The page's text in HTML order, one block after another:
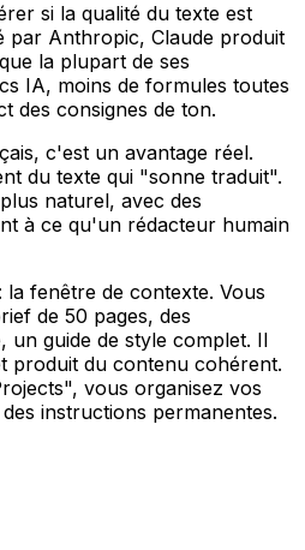
si la qualité du texte est
par Anthropic, Claude produit
la plupart de ses
IA, moins de formules toutes
des consignes de ton.
c'est un avantage réel.
du texte qui "sonne traduit".
naturel, avec des
à ce qu'un rédacteur humain
fenêtre de contexte. Vous
de 50 pages, des
un guide de style complet. Il
produit du contenu cohérent.
vous organisez vos
instructions permanentes.